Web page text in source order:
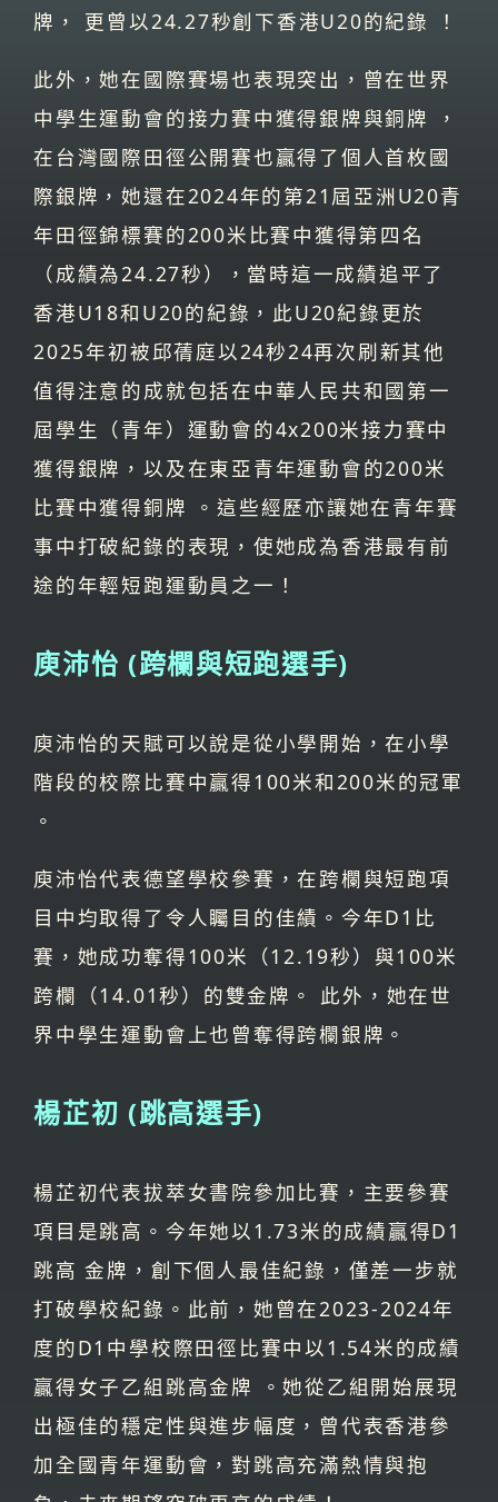
牌， 更曾以24.27秒創下香港U20的紀錄 ！
此外，她在國際賽場也表現突出，曾在世界
中學生運動會的接力賽中獲得銀牌與銅牌 ，
在台灣國際田徑公開賽也贏得了個人首枚國
際銀牌，她還在2024年的第21屆亞洲U20青
年田徑錦標賽的200米比賽中獲得第四名
（成績為24.27秒），當時這一成績追平了
香港U18和U20的紀錄，此U20紀錄更於
2025年初被邱蒨庭以24秒24再次刷新其他
值得注意的成就包括在中華人民共和國第一
屆學生（青年）運動會的4x200米接力賽中
獲得銀牌，以及在東亞青年運動會的200米
比賽中獲得銅牌 。這些經歷亦讓她在青年賽
事中打破紀錄的表現，使她成為香港最有前
途的年輕短跑運動員之一！
庾沛怡 (跨欄與短跑選手)
庾沛怡的天賦可以說是從小學開始，在小學
階段的校際比賽中贏得100米和200米的冠軍
。
庾沛怡代表德望學校參賽，在跨欄與短跑項
目中均取得了令人矚目的佳績。今年D1比
賽，她成功奪得100米（12.19秒）與100米
跨欄（14.01秒）的雙金牌。 此外，她在世
界中學生運動會上也曾奪得跨欄銀牌。
楊芷初 (跳高選手)
楊芷初代表拔萃女書院參加比賽，主要參賽
項目是跳高。今年她以1.73米的成績贏得D1
跳高 金牌，創下個人最佳紀錄，僅差一步就
打破學校紀錄。此前，她曾在2023-2024年
度的D1中學校際田徑比賽中以1.54米的成績
贏得女子乙組跳高金牌 。她從乙組開始展現
出極佳的穩定性與進步幅度，曾代表香港參
加全國青年運動會，對跳高充滿熱情與抱